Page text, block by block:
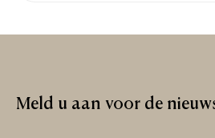
Meld u aan voor de